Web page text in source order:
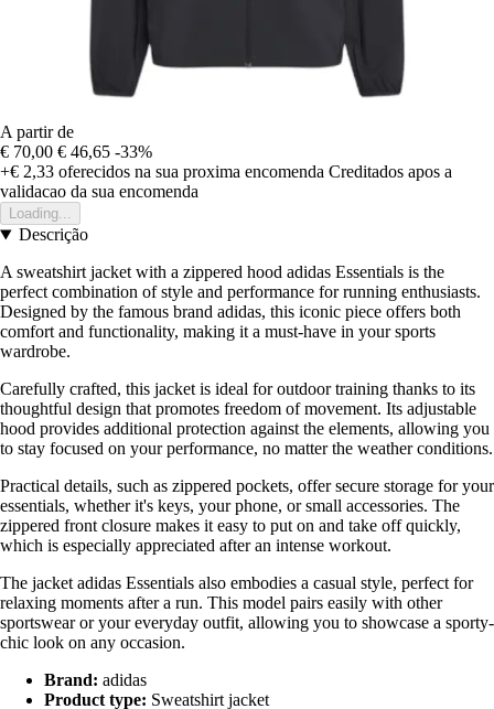
A partir de
€ 70,00 € 46,65 -33%
+€ 2,33 oferecidos na sua proxima encomenda Creditados apos a
validacao da sua encomenda
Loading...
Descrição
A sweatshirt jacket with a zippered hood adidas Essentials is the
perfect combination of style and performance for running enthusiasts.
Designed by the famous brand adidas, this iconic piece offers both
comfort and functionality, making it a must-have in your sports
wardrobe.
Carefully crafted, this jacket is ideal for outdoor training thanks to its
thoughtful design that promotes freedom of movement. Its adjustable
hood provides additional protection against the elements, allowing you
to stay focused on your performance, no matter the weather conditions.
Practical details, such as zippered pockets, offer secure storage for your
essentials, whether it's keys, your phone, or small accessories. The
zippered front closure makes it easy to put on and take off quickly,
which is especially appreciated after an intense workout.
The jacket adidas Essentials also embodies a casual style, perfect for
relaxing moments after a run. This model pairs easily with other
sportswear or your everyday outfit, allowing you to showcase a sporty-
chic look on any occasion.
Brand: adidas
Product type: Sweatshirt jacket